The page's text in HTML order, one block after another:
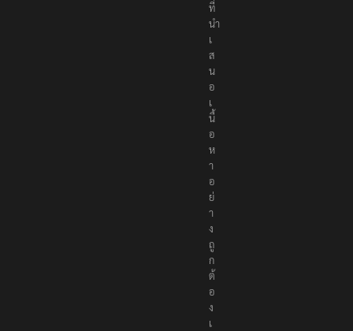
ที่
นำ
เ
ส
น
อ
เ
นื้
อ
ห
า
อ
ย่
า
ง
ถู
ก
ต้
อ
ง
เ